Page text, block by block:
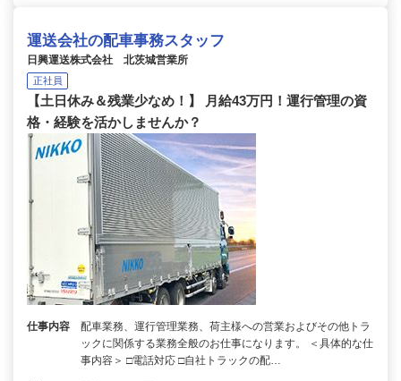
運送会社の配車事務スタッフ
日興運送株式会社 北茨城営業所
正社員
【土日休み＆残業少なめ！】 月給43万円！運行管理の資
格・経験を活かしませんか？
仕事内容
配車業務、運行管理業務、荷主様への営業およびその他トラ
ックに関係する業務全般のお仕事になります。 ＜具体的な仕
事内容＞ □電話対応 □自社トラックの配…